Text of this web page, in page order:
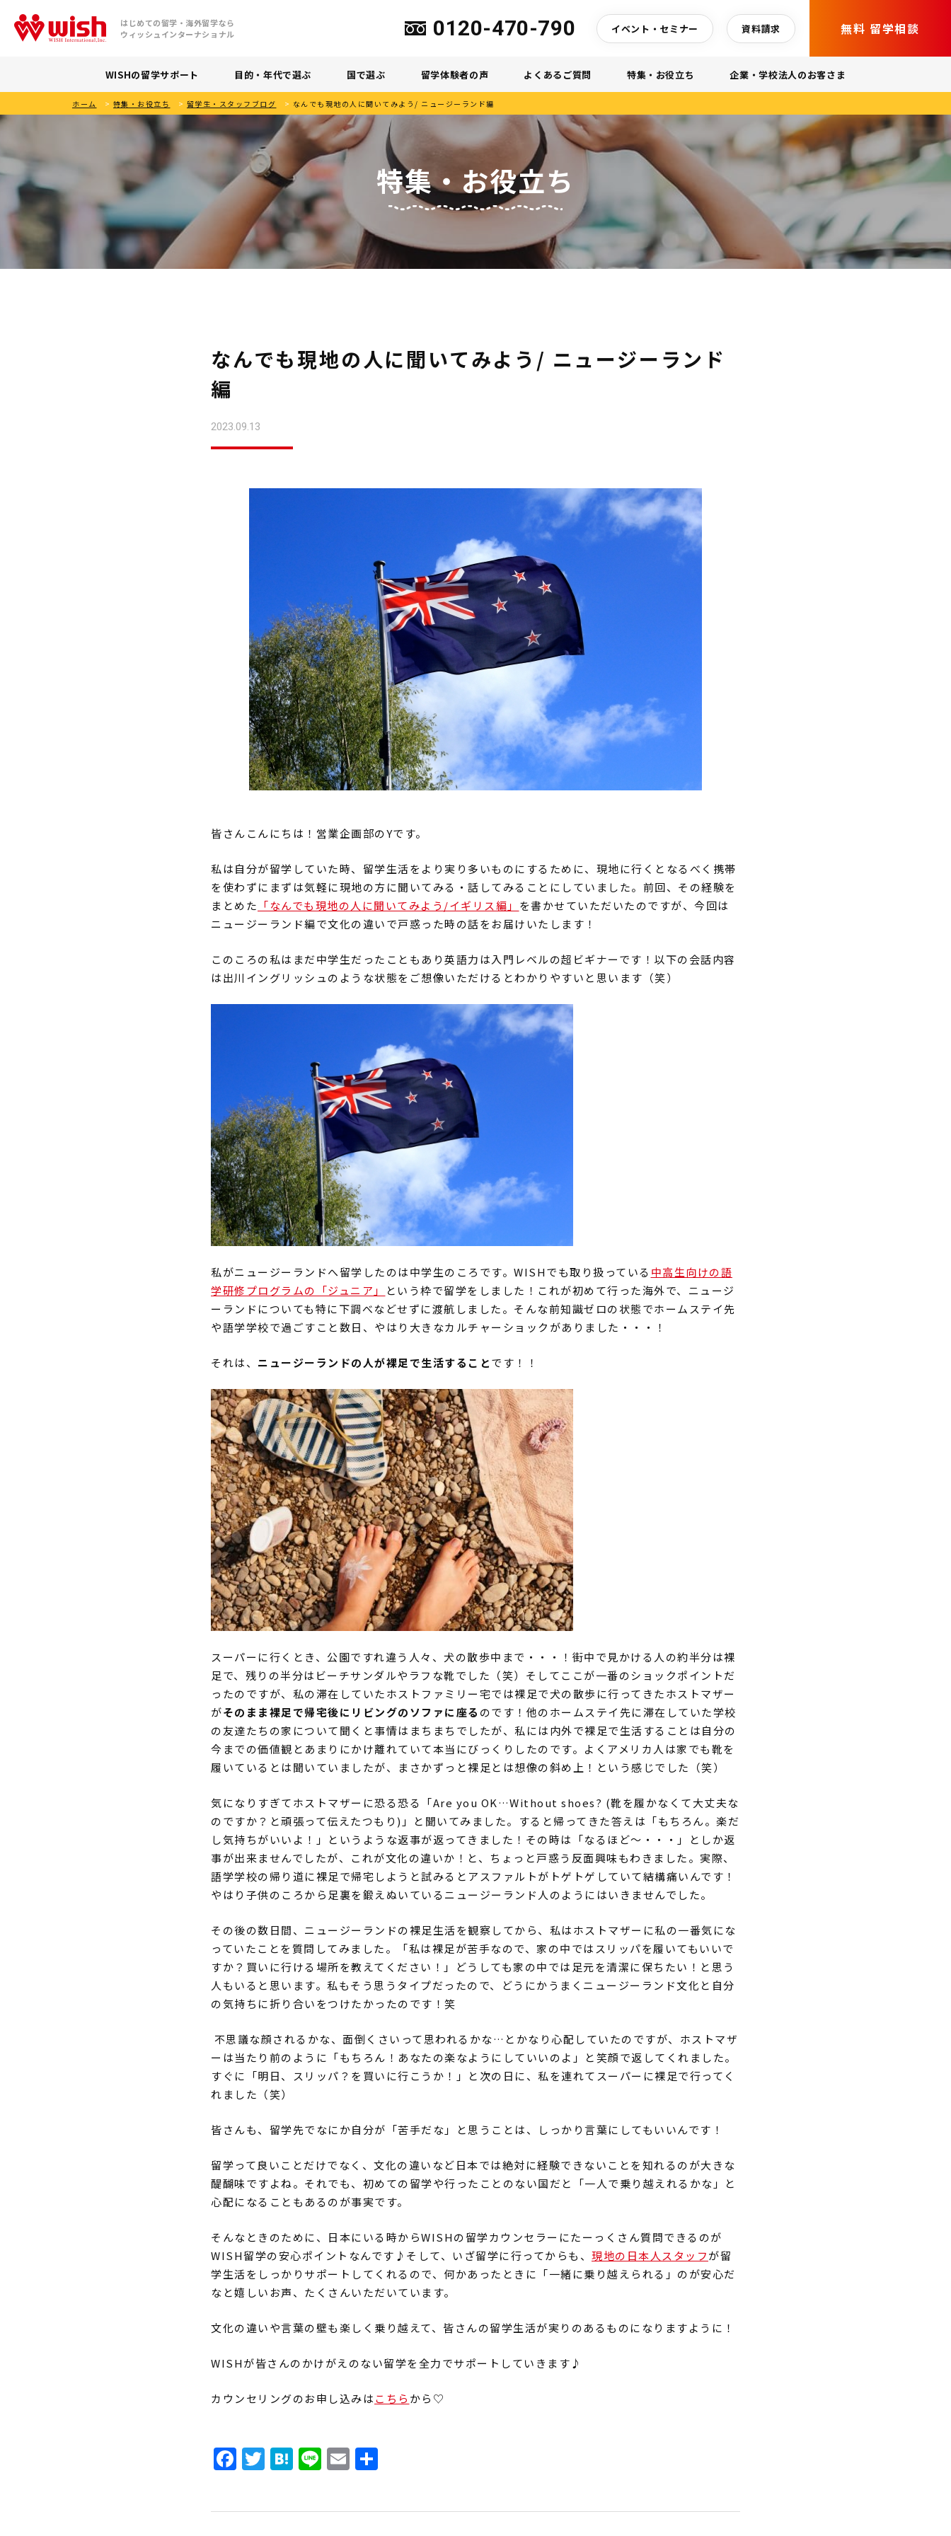
はじめての留学・海外留学なら
ウィッシュインターナショナル
0120-470-790 イベント・セミナー 資料請求 無料 留学相談
WISHの留学サポート 目的・年代で選ぶ 国で選ぶ 留学体験者の声 よくあるご質問 特集・お役立ち 企業・学校法人のお客さま
ホーム > 特集・お役立ち > 留学生・スタッフブログ > なんでも現地の人に聞いてみよう/ ニュージーランド編
特集・お役立ち
なんでも現地の人に聞いてみよう/ ニュージーランド
編
2023.09.13
皆さんこんにちは！営業企画部のYです。
私は自分が留学していた時、留学生活をより実り多いものにするために、現地に行くとなるべく携帯
を使わずにまずは気軽に現地の方に聞いてみる・話してみることにしていました。前回、その経験を
まとめた 「なんでも現地の人に聞いてみよう/イギリス編」 を書かせていただいたのですが、今回は
ニュージーランド編で文化の違いで戸惑った時の話をお届けいたします！
このころの私はまだ中学生だったこともあり英語力は入門レベルの超ビギナーです！以下の会話内容
は出川イングリッシュのような状態をご想像いただけるとわかりやすいと思います（笑）
私がニュージーランドへ留学したのは中学生のころです。 WISHでも取り扱っている 中高生向けの語
学研修プログラムの「ジュニア」
という枠で留学をしました！これが初めて行った海外で、ニュージ
ーランドについても特に下調べなどせずに渡航しました。そんな前知識ゼロの状態でホームステイ先
や語学学校で過ごすこと数日、やはり大きなカルチャーショックがありました・・・！
それは、 ニュージーランドの人が裸足で生活することです！！
スーパーに行くとき、公園ですれ違う人々、犬の散歩中まで・・・！街中で見かける人の約半分は裸
足で、残りの半分はビーチサンダルやラフな靴でした（笑）そしてここが一番のショックポイントだ
ったのですが、私の滞在していたホストファミリー宅では裸足で犬の散歩に行ってきたホストマザー
がそのまま裸足で帰宅後にリビングのソファに座る のです！他のホームステイ先に滞在していた学校
の友達たちの家について聞くと事情はまちまちでしたが、私には内外で裸足で生活することは自分の
今までの価値観とあまりにかけ離れていて本当にびっくりしたのです。よくアメリカ人は家でも靴を
履いているとは聞いていましたが、まさかずっと裸足とは想像の斜め上！という感じでした（笑）
気になりすぎてホストマザーに恐る恐る「Are you OK…Without shoes? (靴を履かなくて大丈夫な
のですか？と頑張って伝えたつもり ) 」と聞いてみました。すると帰ってきた答えは「もちろん。楽だ
し気持ちがいいよ！」というような返事が返ってきました！その時は「なるほど～・・・」としか返
事が出来ませんでしたが、これが文化の違いか！と、ちょっと戸惑う反面興味もわきました。実際、
語学学校の帰り道に裸足で帰宅しようと試みるとアスファルトがトゲトゲしていて結構痛いんです！
やはり子供のころから足裏を鍛えぬいているニュージーランド人のようにはいきませんでした。
その後の数日間、ニュージーランドの裸足生活を観察してから、私はホストマザーに私の一番気にな
っていたことを質問してみました。「私は裸足が苦手なので、家の中ではスリッパを履いてもいいで
すか？買いに行ける場所を教えてください！」どうしても家の中では足元を清潔に保ちたい！と思う
人もいると思います。私もそう思うタイプだったので、どうにかうまくニュージーランド文化と自分
の気持ちに折り合いをつけたかったのです！笑
不思議な顔されるかな、面倒くさいって思われるかな…とかなり心配していたのですが、ホストマザ
ーは当たり前のように「もちろん！あなたの楽なようにしていいのよ」と笑顔で返してくれました。
すぐに「明日、スリッパ？を買いに行こうか！」と次の日に、私を連れてスーパーに裸足で行ってく
れました（笑）
皆さんも、留学先でなにか自分が「苦手だな」と思うことは、しっかり言葉にしてもいいんです！
留学って良いことだけでなく、文化の違いなど日本では絶対に経験できないことを知れるのが大きな
醍醐味ですよね。それでも、初めての留学や行ったことのない国だと「一人で乗り越えれるかな」と
心配になることもあるのが事実です。
そんなときのために、日本にいる時からWISHの留学カウンセラーにたーっくさん質問できるのが
WISH留学の安心ポイントなんです♪そして、いざ留学に行ってからも、 現地の日本人スタッフが留
学生活をしっかりサポートしてくれるので、何かあったときに「一緒に乗り越えられる」のが安心だ
なと嬉しいお声、たくさんいただいています。
文化の違いや言葉の壁も楽しく乗り越えて、皆さんの留学生活が実りのあるものになりますように！
WISHが皆さんのかけがえのない留学を全力でサポートしていきます♪
カウンセリングのお申し込みはこちら から♡
Facebook
Twitter
Hatena
LineEmail